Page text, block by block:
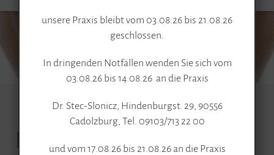
BLOG
unsere Praxis bleibt vom 03.08.26 bis 21.08.26
geschlossen.
In dringenden Notfällen wenden Sie sich vom
03.08.26 bis 14.08.26 an die Praxis
Dr. Stec-Slonicz, Hindenburgst. 29, 90556
Cadolzburg, Tel. 09103/713 22 00
und vom 17.08.26 bis 21.08.26 an die Praxis